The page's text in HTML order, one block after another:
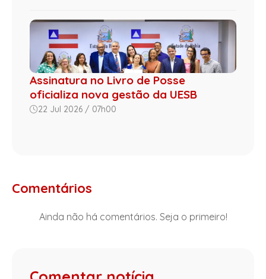
Assinatura no Livro de Posse
oficializa nova gestão da UESB
22 Jul 2026 / 07h00
Comentários
Ainda não há comentários. Seja o primeiro!